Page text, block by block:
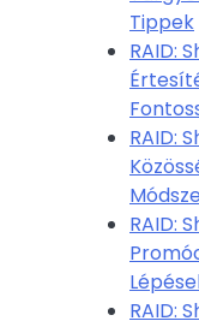
Tippek
RAID:
RAID:
RAID:
RAID: